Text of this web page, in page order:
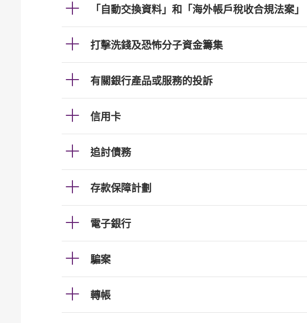
「自動交換資料」和「海外帳戶稅收合規法案」
打擊洗錢及恐怖分子資金籌集
有關銀行產品或服務的投訴
信用卡
追討債務
存款保障計劃
電子銀行
騙案
轉帳